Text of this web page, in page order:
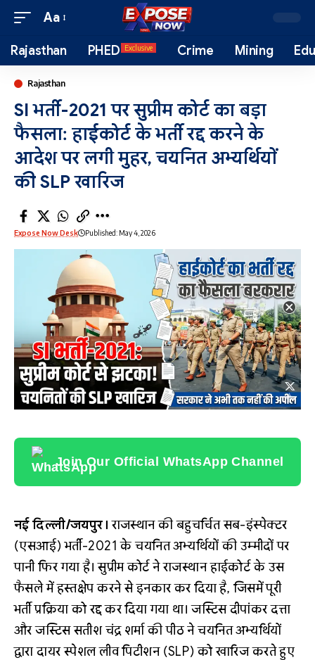
Aa
Rajasthan PHED Exclusive Crime Mining
Rajasthan
SI भर्ती-2021 पर सुप्रीम कोर्ट का बड़ा
फैसला: हाईकोर्ट के भर्ती रद्द करने के
आदेश पर लगी मुहर, चयनित अभ्यर्थियों
की SLP खारिज
Expose Now Desk Published: May 4, 2026
Join Our Official WhatsApp Channel
नई दिल्ली/जयपुर। राजस्थान की बहुचर्चित सब-इंस्पेक्टर
(एसआई) भर्ती-2021 के चयनित अभ्यर्थियों की उम्मीदों पर
पानी फिर गया है। सुप्रीम कोर्ट ने राजस्थान हाईकोर्ट के उस
फैसले में हस्तक्षेप करने से इनकार कर दिया है, जिसमें पूरी
भर्ती प्रक्रिया को रद्द कर दिया गया था। जस्टिस दीपांकर दत्ता
और जस्टिस सतीश चंद्र शर्मा की पीठ ने चयनित अभ्यर्थियों
द्वारा दायर स्पेशल लीव पिटीशन (SLP) को खारिज करते हुए